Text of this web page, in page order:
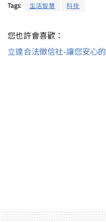
Tags: 生活智慧 科技
您也許會喜歡：
立達合法徵信社-讓您安心